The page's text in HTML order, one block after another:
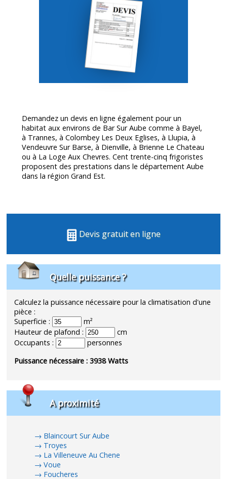
Demandez un devis en ligne également pour un
habitat aux environs de Bar Sur Aube comme à Bayel,
à Trannes, à Colombey Les Deux Eglises, à Llupia, à
Vendeuvre Sur Barse, à Dienville, à Brienne Le Chateau
ou à La Loge Aux Chevres. Cent trente-cinq frigoristes
proposent des prestations dans le départementAube
dans la région Grand Est.
Devis gratuit en ligne
Quelle puissance ?
Calculez la puissance nécessaire pour la climatisation d'une
pièce :
Superficie :
m²
Hauteur de plafond :
cm
Occupants :
personnes
Puissance nécessaire :3938Watts
A proximité
Blaincourt Sur Aube
Troyes
La Villeneuve Au Chene
Voue
Foucheres